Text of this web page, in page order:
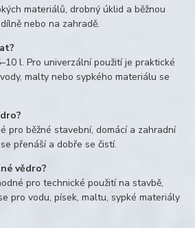
materiálů, drobný úklid a běžnou
nebo na zahradě.
l. Pro univerzální použití je praktické
malty nebo sypkého materiálu se
pro běžné stavební, domácí a zahradní
přenáší a dobře se čistí.
vědro?
pro technické použití na stavbě,
pro vodu, písek, maltu, sypké materiály